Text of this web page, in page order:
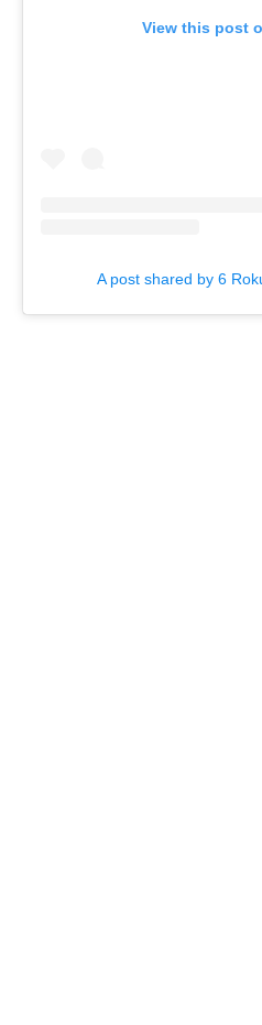
View this post
A post shared by 6